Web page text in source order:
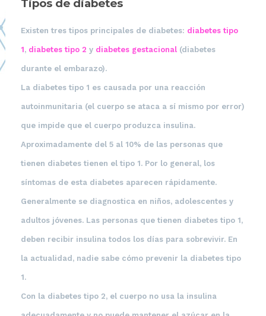
Tipos de diabetes
Existen tres tipos principales de diabetes: diabetes tipo
1, diabetes tipo 2 y diabetes gestacional (diabetes
durante el embarazo).
La diabetes tipo 1 es causada por una reacción
autoinmunitaria (el cuerpo se ataca a sí mismo por error)
que impide que el cuerpo produzca insulina.
Aproximadamente del 5 al 10% de las personas que
tienen diabetes tienen el tipo 1. Por lo general, los
síntomas de esta diabetes aparecen rápidamente.
Generalmente se diagnostica en niños, adolescentes y
adultos jóvenes. Las personas que tienen diabetes tipo 1,
deben recibir insulina todos los días para sobrevivir. En
la actualidad, nadie sabe cómo prevenir la diabetes tipo
1.
Con la diabetes tipo 2, el cuerpo no usa la insulina